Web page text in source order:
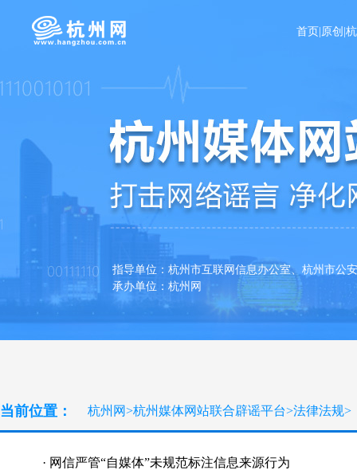
首页 原创 |
指导单位：杭州市互联网信息办公室、杭州
承办单位：杭州网
当前位置： 杭州网>杭州媒体网站联合辟谣平台>法律法规>
· 网信严管“自媒体”未规范标注信息来源行为